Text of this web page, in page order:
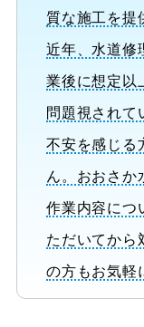
質な施工を提
近年、水道修
業後に想定以
問題視されて
不安を感じる
ん。おおさか
作業内容につ
ただいてから
の方もお気軽